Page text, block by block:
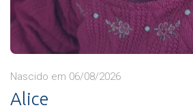
Nascido em 06/08/2026
Alice